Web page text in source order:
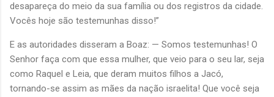
desapareça do meio da sua família ou dos registros da cidade.
Vocês hoje são testemunhas disso!”
E as autoridades disseram a Boaz: — Somos testemunhas! O
Senhor faça com que essa mulher, que veio para o seu lar, seja
como Raquel e Leia, que deram muitos filhos a Jacó,
tornando-se assim as mães da nação israelita! Que você seja